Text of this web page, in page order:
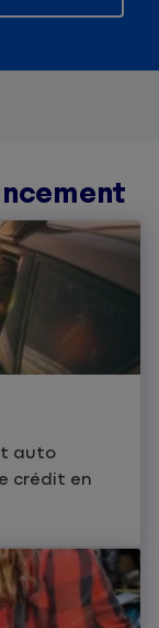
auto
crédit en